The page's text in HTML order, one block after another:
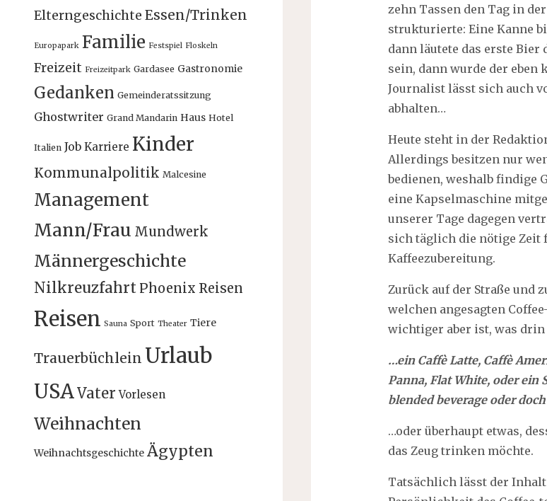
Elterngeschichte Essen/Trinken
Europapark Familie Festspiel Floskeln
Freizeit Freizeitpark Gardasee Gastronomie
Gedanken Gemeinderatssitzung
Ghostwriter Grand Mandarin Haus Hotel
Italien Job Karriere Kinder
Kommunalpolitik Malcesine
Management
Mann/Frau Mundwerk
Männergeschichte
Nilkreuzfahrt Phoenix Reisen
Reisen Sauna Sport Theater Tiere
Trauerbüchlein Urlaub
USAVater Vorlesen
Weihnachten
Weihnachtsgeschichte Ägypten
zehn Tassen den Tag in
strukturierte: Eine Kanne
dann läutete das erste Bier
sein, dann wurde der eben
Journalist lässt sich auch
abhalten…
Heute steht in der
Allerdings besitzen nur
bedienen, weshalb findige
eine Kapselmaschine
unserer Tage dagegen
sich täglich die nötige Zeit
Kaffeezubereitung.
Zurück auf der Straße und
welchen angesagten
wichtiger aber ist, was
…ein Caffè Latte, Caffè
Panna, Flat White, oder
blended beverage oder
…oder überhaupt etwas,
das Zeug trinken möchte.
Tatsächlich lässt der Inhalt